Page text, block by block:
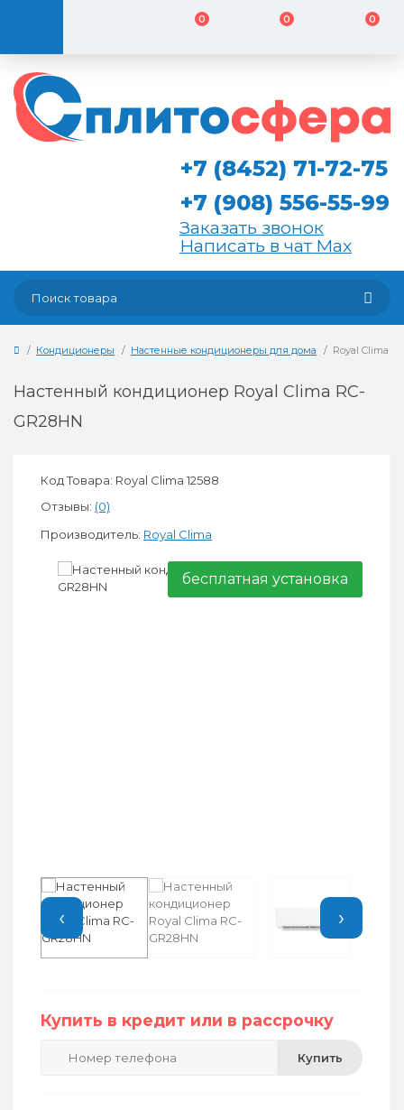
0 0 0
+7 (8452) 71-72-75
+7 (908) 556-55-99
Заказать звонок
Написать в чат Max
Кондиционеры Настенные кондиционеры для дома Royal Clima
Настенный кондиционер Royal Clima RC-
GR28HN
Код Товара: Royal Clima 12588
Отзывы: (0)
Производитель: Royal Clima
бесплатная установка
‹ ›
Купить в кредит или в рассрочку
Купить